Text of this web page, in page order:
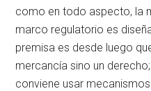
como en todo aspecto, la
marco regulatorio es
premisa es desde luego
mercancía sino un
conviene usar